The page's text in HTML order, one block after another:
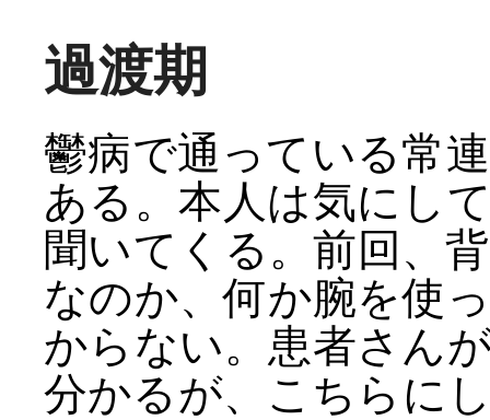
過渡期
鬱病で通っている常
ある。本人は気にし
聞いてくる。前回、
なのか、何か腕を使
からない。患者さん
分かるが、こちらに